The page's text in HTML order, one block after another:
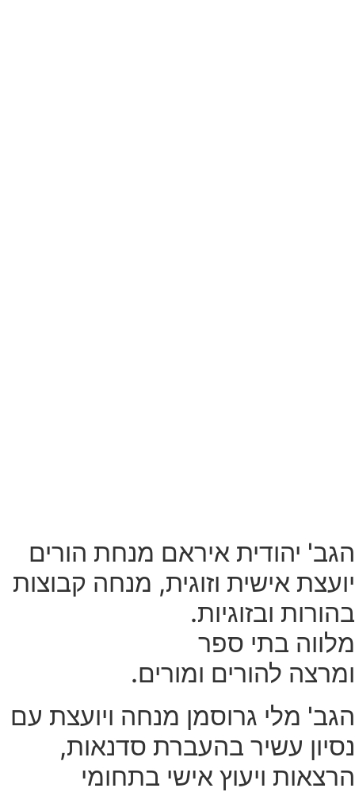
הגב' יהודית איראם מנחת הורים
יועצת אישית וזוגית, מנחה קבוצות
בהורות ובזוגיות.
מלווה בתי ספר
ומרצה להורים ומורים.
הגב' מלי גרוסמן מנחה ויועצת עם
נסיון עשיר בהעברת סדנאות,
הרצאות ויעוץ אישי בתחומי